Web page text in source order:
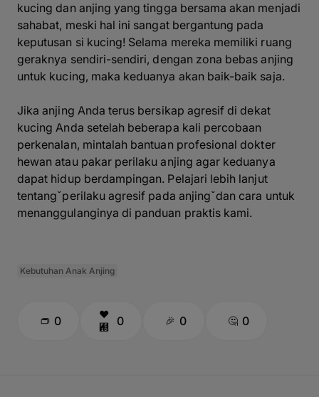
kucing dan anjing yang tingga bersama akan menjadi
sahabat, meski hal ini sangat bergantung pada
keputusan si kucing! Selama mereka memiliki ruang
geraknya sendiri-sendiri, dengan zona bebas anjing
untuk kucing, maka keduanya akan baik-baik saja.
Jika anjing Anda terus bersikap agresif di dekat
kucing Anda setelah beberapa kali percobaan
perkenalan, mintalah bantuan profesional dokter
hewan atau pakar perilaku anjing agar keduanya
dapat hidup berdampingan. Pelajari lebih lanjut
tentangˇperilaku agresif pada anjingˇdan cara untuk
menanggulanginya di panduan praktis kami.
Kebutuhan Anak Anjing
0 0 0 0